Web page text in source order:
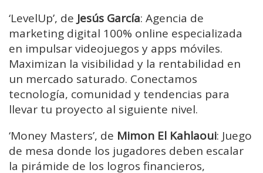
‘LevelUp’, de Jesús García: Agencia de
marketing digital 100% online especializada
en impulsar videojuegos y apps móviles.
Maximizan la visibilidad y la rentabilidad en
un mercado saturado. Conectamos
tecnología, comunidad y tendencias para
llevar tu proyecto al siguiente nivel.
‘Money Masters’, de Mimon El Kahlaoui: Juego
de mesa donde los jugadores deben escalar
la pirámide de los logros financieros,